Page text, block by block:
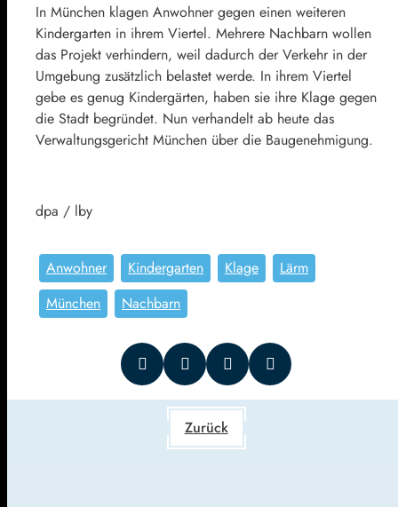
In München klagen Anwohner gegen einen weiteren
Kindergarten in ihrem Viertel. Mehrere Nachbarn wollen
das Projekt verhindern, weil dadurch der Verkehr in der
Umgebung zusätzlich belastet werde. In ihrem Viertel
gebe es genug Kindergärten, haben sie ihre Klage gegen
die Stadt begründet. Nun verhandelt ab heute das
Verwaltungsgericht München über die Baugenehmigung.
dpa / lby
Anwohner Kindergarten Klage
Lärm
München
Nachbarn
Zurück